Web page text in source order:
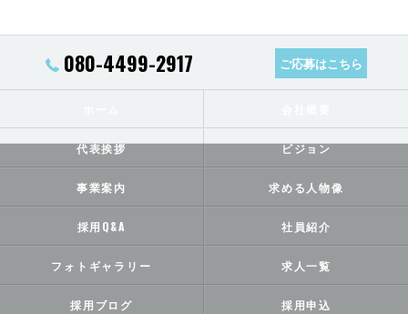
080-4499-2917 ご応募はこちら
代表挨拶 ビジョン
事業案内 求める人物像
採用Q&A 社員紹介
フォトギャラリー 求人一覧
採用ブログ 採用申込